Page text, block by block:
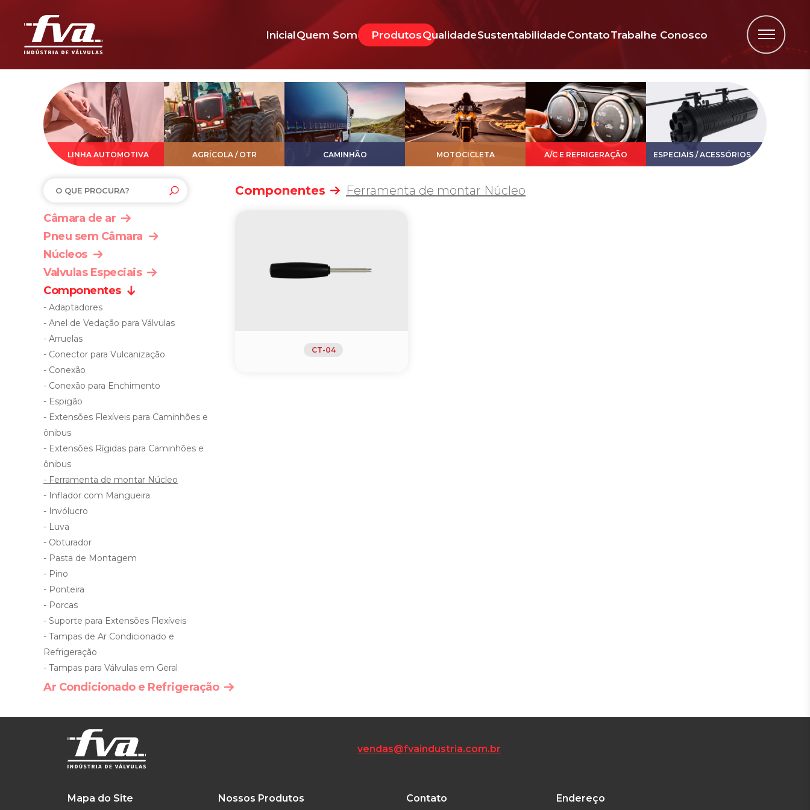
InicialQuem Somos ProdutosQualidadeSustentabilidadeContatoTrabalhe Conosco
LINHA AUTOMOTIVA AGRÍCOLA / OTR CAMINHÃO MOTOCICLETA A/C E REFRIGERAÇÃO ESPECIAIS / ACESSÓRIOS
Câmara de ar
Pneu sem Câmara
Núcleos
Valvulas Especiais
Componentes
- Adaptadores
- Anel de Vedação para Válvulas
- Arruelas
- Conector para Vulcanização
- Conexão
- Conexão para Enchimento
- Espigão
- Extensões Flexíveis para Caminhões e
ônibus
- Extensões Rígidas para Caminhões e
ônibus
- Ferramenta de montar Núcleo
- Inflador com Mangueira
- Invólucro
- Luva
- Obturador
- Pasta de Montagem
- Pino
- Ponteira
- Porcas
- Suporte para Extensões Flexíveis
- Tampas de Ar Condicionado e
Refrigeração
- Tampas para Válvulas em Geral
Ar Condicionado e Refrigeração
Componentes Ferramenta de montar Núcleo
CT-04
vendas@fvaindustria.com.br
Mapa do Site Nossos Produtos Contato Endereço